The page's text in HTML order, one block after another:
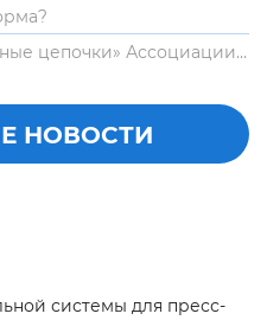
цепочки» Ассоциации
НОВОСТИ
системы для пресс-